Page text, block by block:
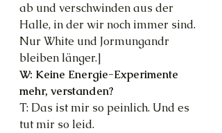
ab und verschwinden aus der
Halle, in der wir noch immer sind.
Nur White und Jormungandr
bleiben länger.]
W: Keine Energie-Experimente
mehr, verstanden?
T: Das ist mir so peinlich. Und es
tut mir so leid.